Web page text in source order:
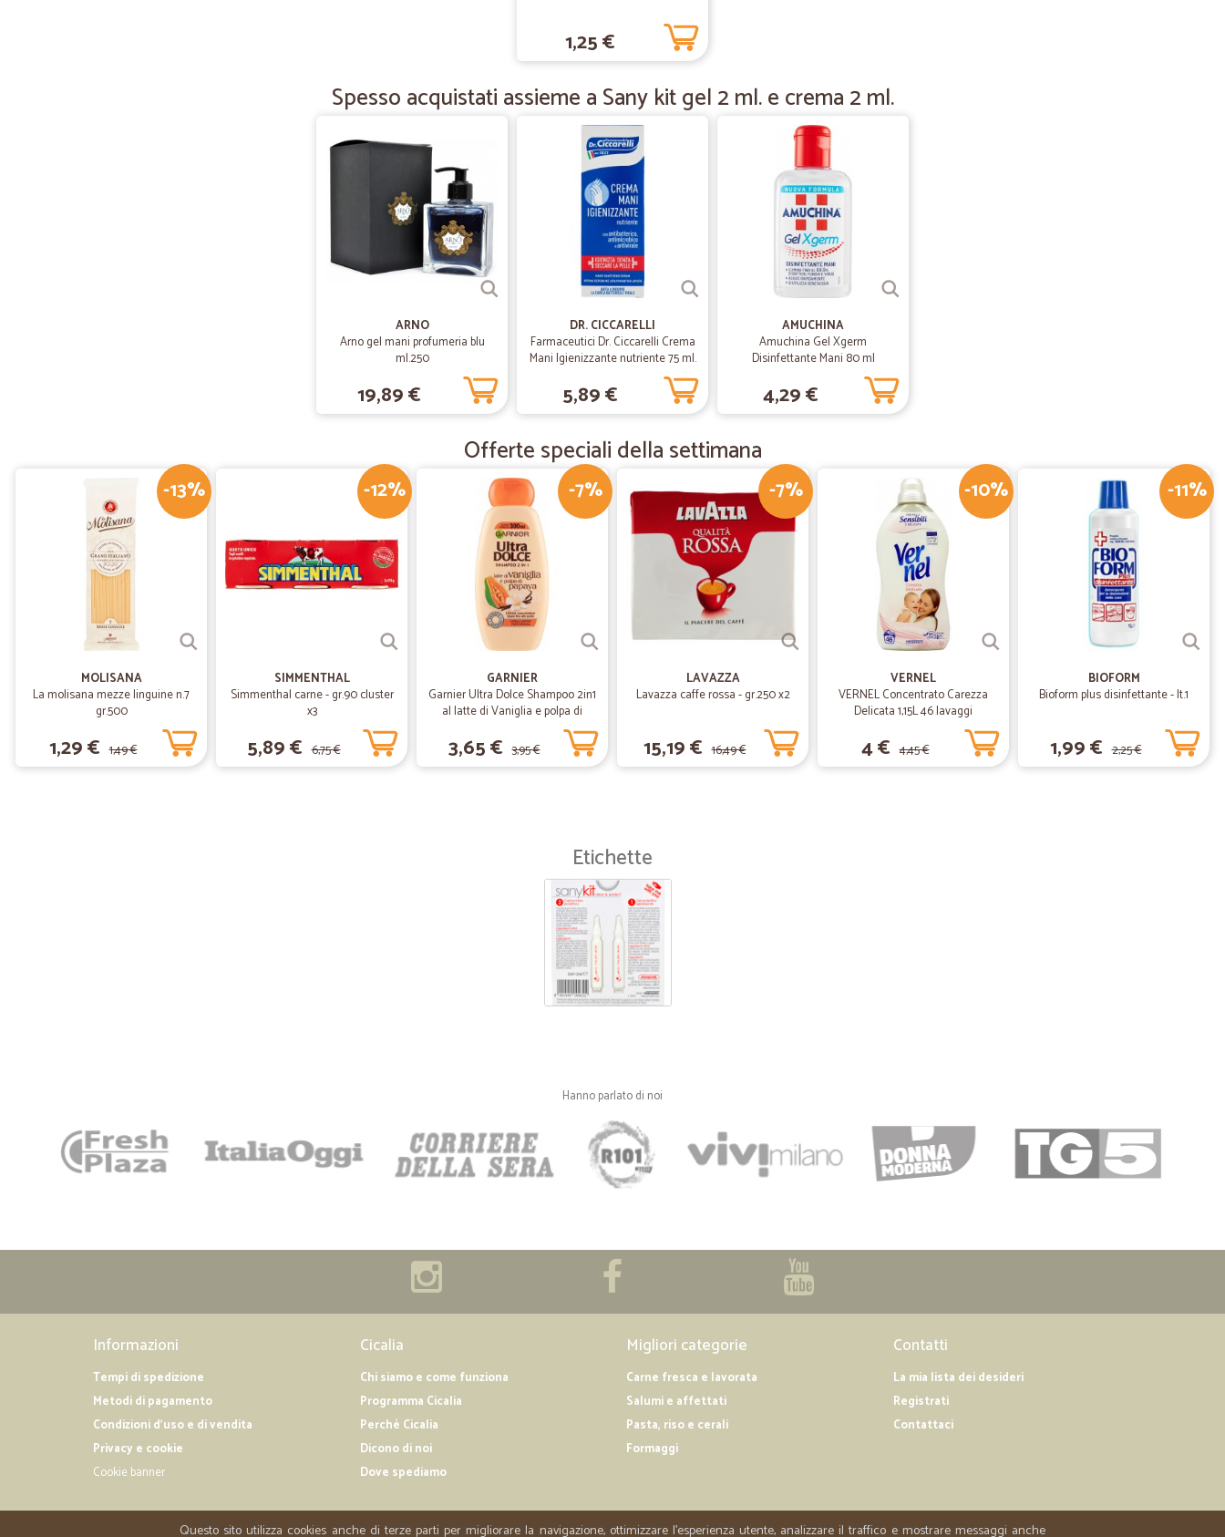
Ottimo servizio
Silvia F.
Mauro D.
Consegna veloce buon prodotto…
Consegna veloce buon prodotto igenizzante lava mani
Patrizia G.
buoni prodotti, ottimo servizio di consegna
01/03/2019
— Cristiana G.
RECENSIONE
Finalmente un servizio valido di spesa online che consegni anche nella mia zona.
1,25 €
Spesso acquistati assieme a Sany kit gel 2 ml. e crema 2 ml.
ARNO
Arno gel mani profumeria blu
ml.250
19,89 €
DR. CICCARELLI
Farmaceutici Dr. Ciccarelli Crema
Mani Igienizzante nutriente 75 ml.
5,89 €
AMUCHINA
Amuchina Gel Xgerm
Disinfettante Mani 80 ml
4,29 €
Offerte speciali della settimana
-13%
MOLISANA
La molisana mezze linguine n.7
gr.500
1,29 € 1,49 €
-12%
SIMMENTHAL
Simmenthal carne - gr.90 cluster
x3
5,89 € 6,75 €
-7%
GARNIER
Garnier Ultra Dolce Shampoo 2in1
al latte di Vaniglia e polpa di
Papaya per capelli lunghi, 300 ml.
3,65 € 3,95 €
-7%
LAVAZZA
Lavazza caffe rossa - gr.250 x2
15,19 € 16,49 €
-10%
VERNEL
VERNEL Concentrato Carezza
Delicata 1,15L 46 lavaggi
4 € 4,45 €
-11%
BIOFORM
Bioform plus disinfettante - lt.1
1,99 € 2,25 €
Etichette
Hanno parlato di noi
Informazioni
Tempi di spedizione
Metodi di pagamento
Condizioni d'uso e di vendita
Privacy e cookie
Cookie banner
Cicalia
Chi siamo e come funziona
Programma Cicalia
Perché Cicalia
Dicono di noi
Dove spediamo
Migliori categorie
Carne fresca e lavorata
Salumi e affettati
Pasta, riso e cerali
Formaggi
Contatti
La mia lista dei desideri
Registrati
Contattaci
Questo sito utilizza cookies anche di terze parti per migliorare la navigazione, ottimizzare l'esperienza utente, analizzare il traffico e mostrare messaggi anche